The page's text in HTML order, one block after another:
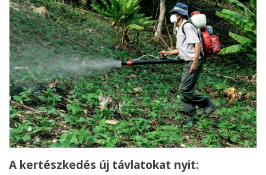
A kertészkedés új távlatokat nyit: